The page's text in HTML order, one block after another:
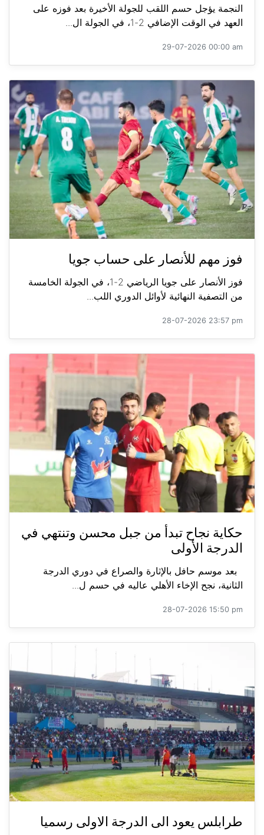
النجمة يؤجل حسم اللقب للجولة الأخيرة بعد فوزه على
العهد في الوقت الإضافي 2-1، في الجولة ال...
29-07-2026 00:00 am
فوز مهم للأنصار على حساب جويا
فوز الأنصار على جويا الرياضي 2-1، في الجولة الخامسة
من التصفية النهائية لأوائل الدوري اللب...
28-07-2026 23:57 pm
حكاية نجاح تبدأ من جبل محسن وتنتهي في
الدرجة الأولى
بعد موسم حافل بالإثارة والصراع في دوري الدرجة
الثانية، نجح الإخاء الأهلي عاليه في حسم ل...
28-07-2026 15:50 pm
طرابلس يعود الى الدرجة الاولى رسميا